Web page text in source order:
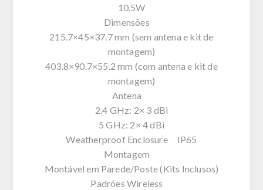
10.5W
Dimensões
215.7×45×37.7 mm (sem antena e kit de
montagem)
403.8×90.7×55.2 mm (com antena e kit de
montagem)
Antena
2.4 GHz: 2× 3 dBi
5 GHz: 2× 4 dBi
Weatherproof Enclosure IP65
Montagem
Montável em Parede/Poste (Kits Inclusos)
Padrões Wireless